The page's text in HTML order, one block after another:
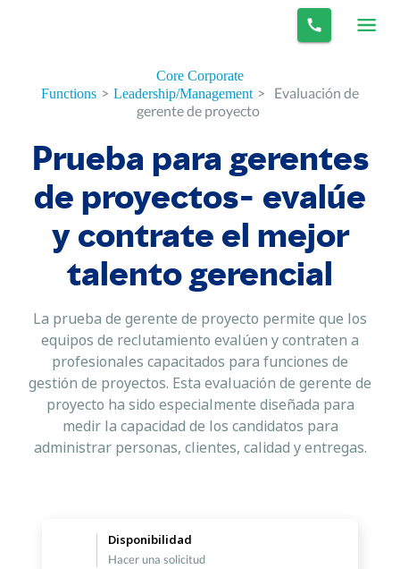
Core Corporate
Functions > Leadership/Management >
Evaluación de
gerente de proyecto
Prueba para gerentes
de proyectos- evalúe
y contrate el mejor
talento gerencial
La prueba de gerente de proyecto permite que los
equipos de reclutamiento evalúen y contraten a
profesionales capacitados para funciones de
gestión de proyectos. Esta evaluación de gerente de
proyecto ha sido especialmente diseñada para
medir la capacidad de los candidatos para
administrar personas, clientes, calidad y entregas.
Disponibilidad
Hacer una solicitud